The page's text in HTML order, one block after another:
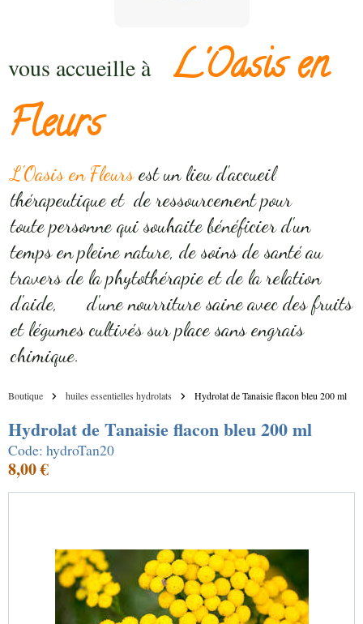
vous accueille à
L'Oasis en
Fleurs
L'Oasis en Fleursest un lieu d'accueil
thérapeutique et de ressourcement pour
toute personne qui souhaite bénéficier d'un
temps en pleine nature, de soins de santé au
travers de la phytothérapie et de la relation
d'aide, d'une nourriture saine avec des fruits
et légumes cultivés sur place sans engrais
chimique.
Boutique huiles essentielles hydrolats Hydrolat de Tanaisie flacon bleu 200 ml
Hydrolat de Tanaisie flacon bleu 200 ml
Code: hydroTan20
8,00 €